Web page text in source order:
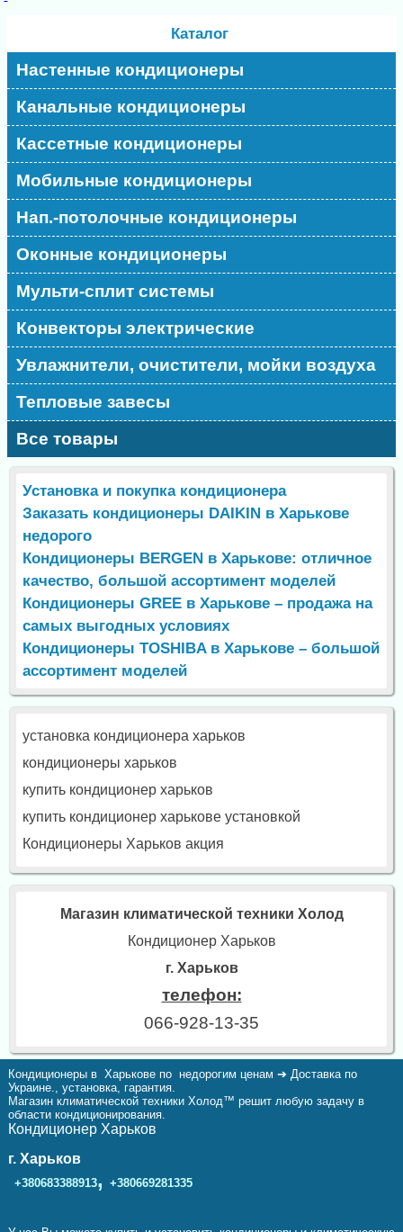
Каталог
Настенные кондиционеры
Канальные кондиционеры
Кассетные кондиционеры
Мобильные кондиционеры
Нап.-потолочные кондиционеры
Оконные кондиционеры
Мульти-сплит системы
Конвекторы электрические
Увлажнители, очистители, мойки воздуха
Тепловые завесы
Все товары
Установка и покупка кондиционера
Заказать кондиционеры DAIKIN в Харькове
недорого
Кондиционеры BERGEN в Харькове: отличное
качество, большой ассортимент моделей
Кондиционеры GREE в Харькове – продажа на
самых выгодных условиях
Кондиционеры TOSHIBA в Харькове – большой
ассортимент моделей
установка кондиционера харьков
кондиционеры харьков
купить кондиционер харьков
купить кондиционер харькове установкой
Кондиционеры Харьков акция
Магазин климатической техники Холод
Кондиционер Харьков
г. Харьков
телефон:
066-928-13-35
Кондиционеры в Харькове по недорогим ценам ➔ Доставка по
Украине., установка, гарантия.
Магазин климатической техники Холод™ решит любую задачу в
области кондиционирования.
Кондиционер Харьков
г. Харьков
+380683388913, +380669281335